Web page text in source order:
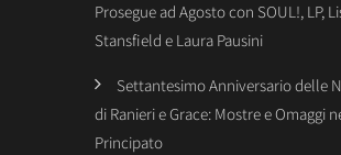
Prosegue ad Agosto con SOUL!, LP,
Stansfield e Laura Pausini
Settantesimo Anniversario delle
di Ranieri e Grace: Mostre e Omaggi
Principato